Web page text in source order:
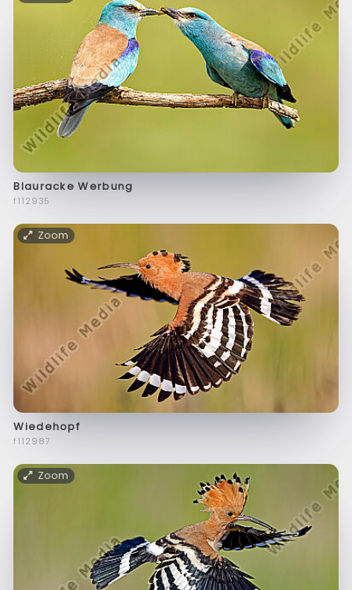
Blauracke Werbung
f112935
Zoom
Wiedehopf
f112987
Zoom